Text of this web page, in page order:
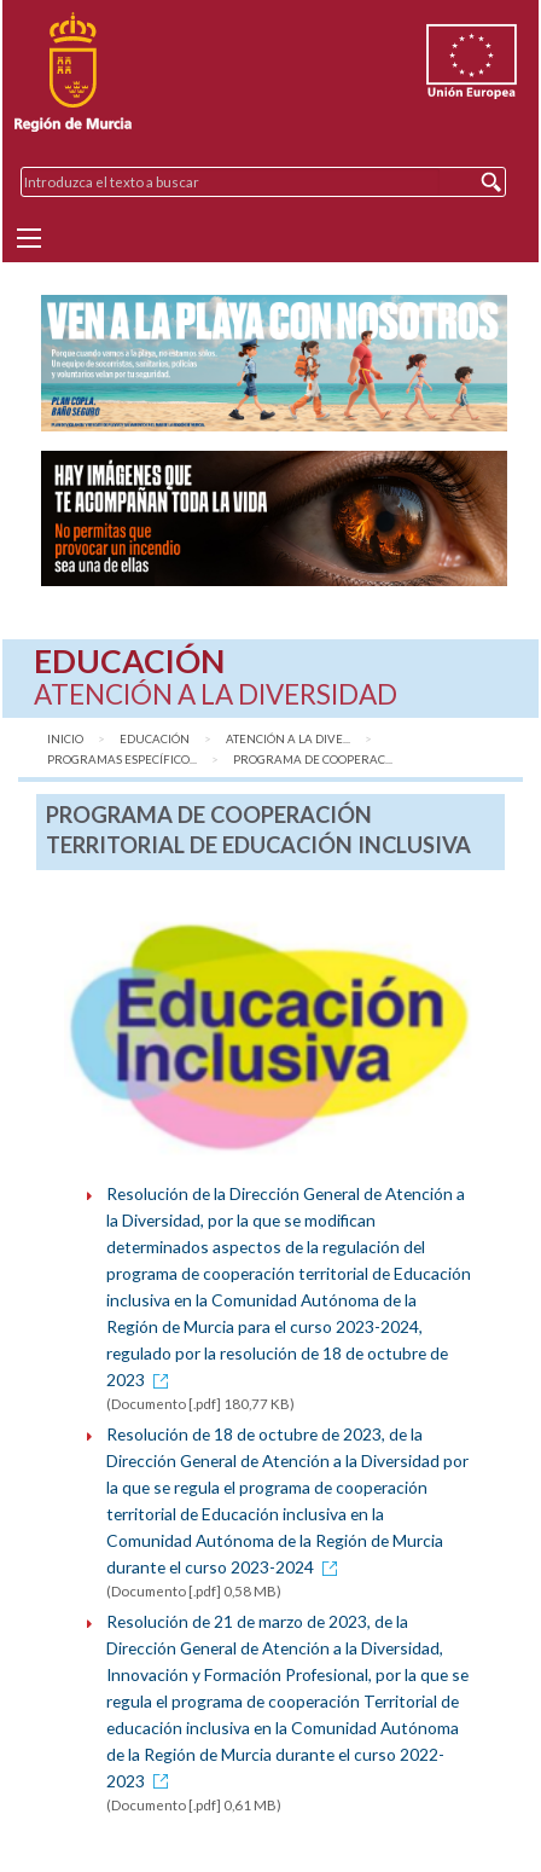
EDUCACIÓN
ATENCIÓN A LA DIVERSIDAD
INICIO EDUCACIÓN
ATENCIÓN A LA DIVE...
PROGRAMAS ESPECÍFICO...
AQUÍ:
PROGRAMA DE COOPERAC...
PROGRAMA DE COOPERACIÓN
TERRITORIAL DE EDUCACIÓN INCLUSIVA
Resolución de la Dirección General de Atención a
la Diversidad, por la que se modifican
determinados aspectos de la regulación del
programa de cooperación territorial de Educación
inclusiva en la Comunidad Autónoma de la
Región de Murcia para el curso 2023-2024,
regulado por la resolución de 18 de octubre de
2023
(Documento [.pdf] 180,77 KB)
Resolución de 18 de octubre de 2023, de la
Dirección General de Atención a la Diversidad por
la que se regula el programa de cooperación
territorial de Educación inclusiva en la
Comunidad Autónoma de la Región de Murcia
durante el curso 2023-2024
(Documento [.pdf] 0,58 MB)
Resolución de 21 de marzo de 2023, de la
Dirección General de Atención a la Diversidad,
Innovación y Formación Profesional, por la que se
regula el programa de cooperación Territorial de
educación inclusiva en la Comunidad Autónoma
de la Región de Murcia durante el curso 2022-
2023
(Documento [.pdf] 0,61 MB)